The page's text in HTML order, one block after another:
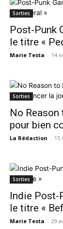
Sorties
Post-Punk
le titre «
Marie Testa - 14
Sorties
No
pour bien
La Rédaction - 15
Sorties
Indie Post-
le titre «
Marie Testa - 29